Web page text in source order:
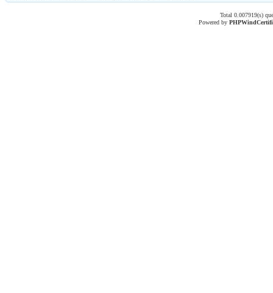
Total 0.007919(s)
Powered byPHPWind